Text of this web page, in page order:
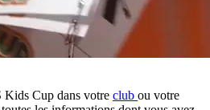
Kids Cup dans votre club ou votre